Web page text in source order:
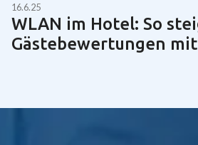
16.6.25
WLAN im Hotel: So
Gästebewertungen